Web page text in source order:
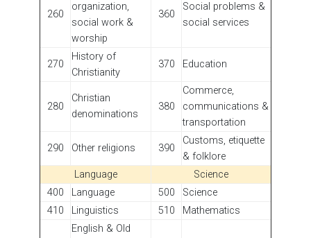
260
organization,
social work &
worship
360
Social problems &
social services
270
History of
Christianity
370 Education
280
Christian
denominations
380
Commerce,
communications &
transportation
290 Other religions 390
Customs, etiquette
& folklore
Language
Science
400
Language 500
Science
410
Linguistics 510 Mathematics
English & Old